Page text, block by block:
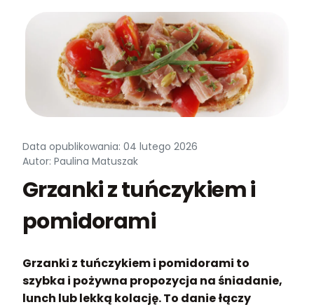
Data opublikowania: 04 lutego 2026
Autor: Paulina Matuszak
Grzanki z tuńczykiem i
pomidorami
Grzanki z tuńczykiem i pomidorami to
szybka i pożywna propozycja na śniadanie,
lunch lub lekką kolację. To danie łączy